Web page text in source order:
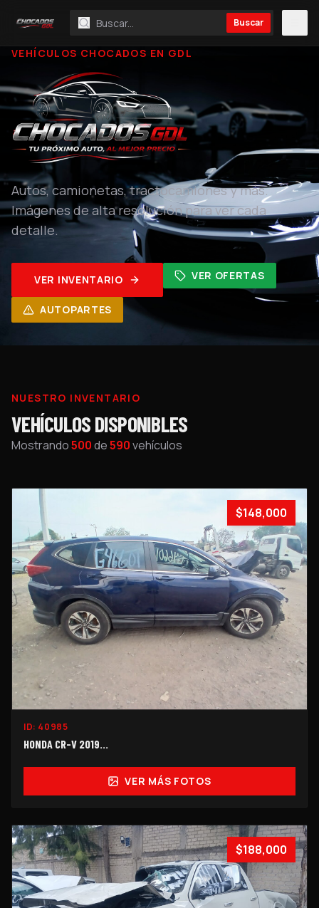
Buscar
VEHÍCULOS CHOCADOS EN GDL
Autos, camionetas, tractocamiones y más.
Imágenes de alta resolución para ver cada
detalle.
VER INVENTARIO VER OFERTAS
AUTOPARTES
NUESTRO INVENTARIO
VEHÍCULOS DISPONIBLES
Mostrando500de590vehículos
$148,000
ID: 40985
HONDA CR-V 2019...
VER MÁS FOTOS
$188,000